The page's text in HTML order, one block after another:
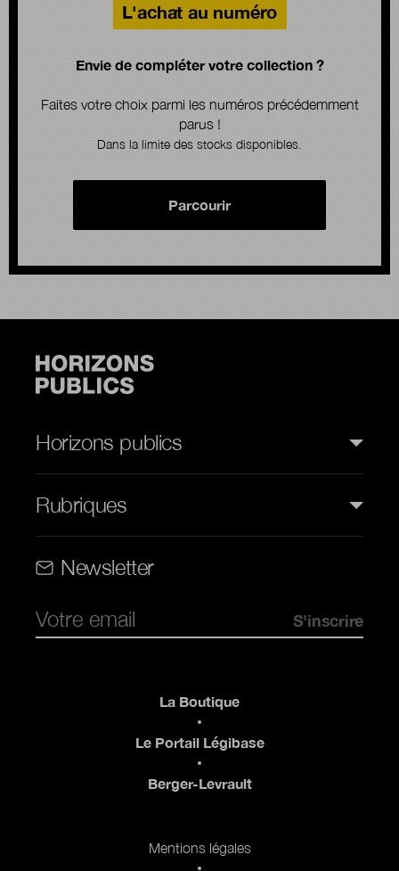
L'achat au numéro
Envie de compléter votre collection ?
Faites votre choix parmi les numéros précédemment
parus !
Dans la limite des stocks disponibles.
Parcourir
Horizons publics
Rubriques
Newsletter
La Boutique
Le Portail Légibase
Berger-Levrault
Mentions légales